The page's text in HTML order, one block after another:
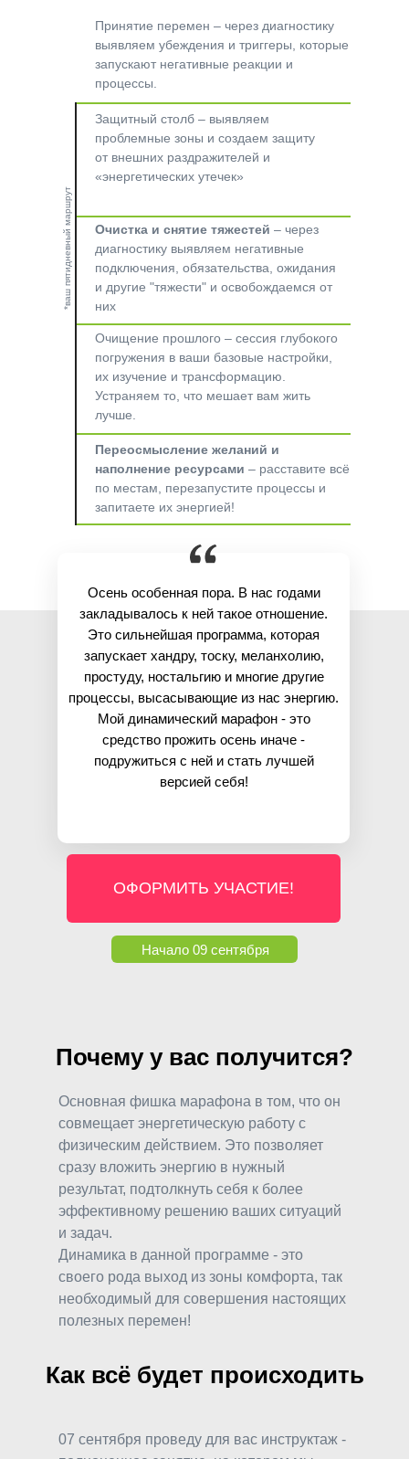
Очистка и снятие тяжестей – через
диагностику выявляем негативные
подключения, обязательства, ожидания
и другие "тяжести" и освобождаемся от
них
Переосмысление желаний и
наполнение ресурсами – расставите всё
по местам, перезапустите процессы и
запитаете их энергией!
Очищение прошлого – сессия глубокого
погружения в ваши базовые настройки,
их изучение и трансформацию.
Устраняем то, что мешает вам жить
лучше.
Защитный столб – выявляем
проблемные зоны и создаем защиту
от внешних раздражителей и
«энергетических утечек»
Принятие перемен – через диагностику
выявляем убеждения и триггеры, которые
запускают негативные реакции и
процессы.
Осень особенная пора. В нас годами
закладывалось к ней такое отношение.
Это сильнейшая программа, которая
запускает хандру, тоску, меланхолию,
простуду, ностальгию и многие другие
процессы, высасывающие из нас энергию.
Мой динамический марафон - это
средство прожить осень иначе -
подружиться с ней и стать лучшей
версией себя!
*ваш пятидневный маршрут
ОФОРМИТЬ УЧАСТИЕ!
Начало 09 сентября
Как всё будет происходить
Почему у вас получится?
Основная фишка марафона в том, что он
совмещает энергетическую работу с
физическим действием. Это позволяет
сразу вложить энергию в нужный
результат, подтолкнуть себя к более
эффективному решению ваших ситуаций
и задач.
Динамика в данной программе - это
своего рода выход из зоны комфорта, так
необходимый для совершения настоящих
полезных перемен!
07 сентября проведу для вас инструктаж -